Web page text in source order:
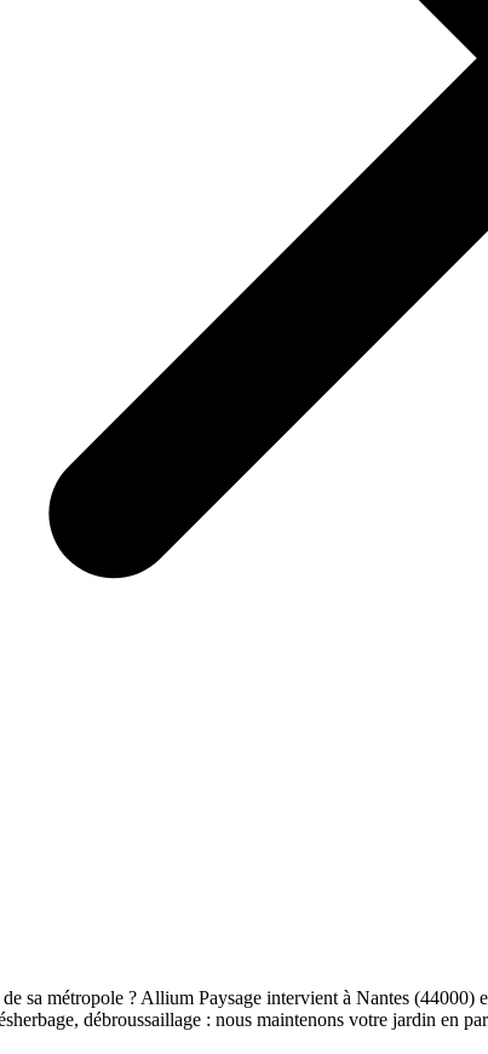
sa métropole ? Allium Paysage intervient à Nantes
débroussaillage : nous maintenons votre jardin en